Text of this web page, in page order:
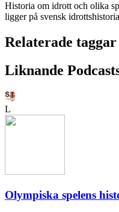
Historia om idrott och olika
ligger på svensk
Relaterade taggar
Liknande
L
Olympiska spelens